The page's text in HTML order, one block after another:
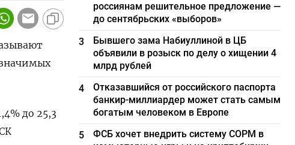
до 25,3
россиянам решительное предложение —
до сентябрьских «выборов»
3
Бывшего зама Набиуллиной в ЦБ
объявили в розыск по делу о хищении 4
млрд рублей
4
Отказавшийся от российского паспорта
банкир-миллиардер может стать самым
богатым человеком в Европе
5
ФСБ хочет внедрить систему СОРМ в